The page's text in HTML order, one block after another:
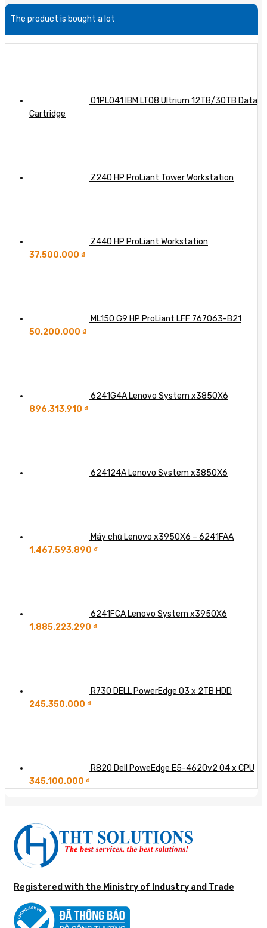
Variant
at
Innovation
2023
Graphics
Cards:
Everything
We
X
Networking
for
HPE,
ThinkSystem
SR635:
Revisiting
the
The product is bought a lot
01PL041 IBM LTO8 Ultrium 12TB/30TB Data
Cartridge
Z240 HP ProLiant Tower Workstation
Z440 HP ProLiant Workstation
37.500.000 ₫
ML150 G9 HP ProLiant LFF 767063-B21
50.200.000 ₫
6241G4A Lenovo System x3850X6
896.313.910 ₫
624124A Lenovo System x3850X6
Máy chủ Lenovo x3950X6 – 6241FAA
1.467.593.890 ₫
6241FCA Lenovo System x3950X6
1.885.223.290 ₫
R730 DELL PowerEdge 03 x 2TB HDD
245.350.000 ₫
R820 Dell PoweEdge E5-4620v2 04 x CPU
345.100.000 ₫
Registered with the Ministry of Industry and Trade